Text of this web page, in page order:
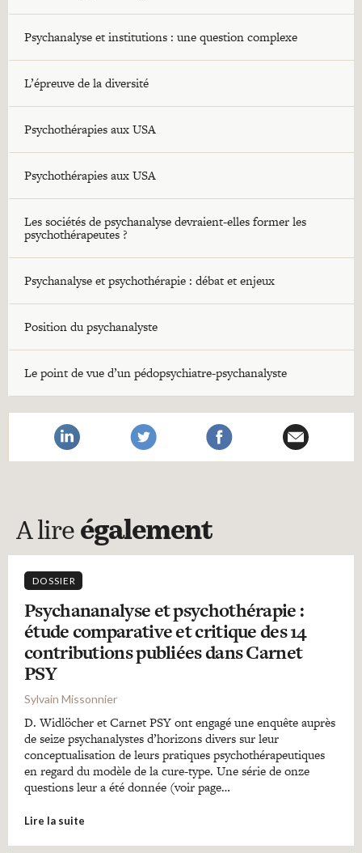
Psychanalyse et institutions : une question complexe
L’épreuve de la diversité
Psychothérapies aux USA
Psychothérapies aux USA
Les sociétés de psychanalyse devraient-elles former les
psychothérapeutes ?
Psychanalyse et psychothérapie : débat et enjeux
Position du psychanalyste
Le point de vue d’un pédopsychiatre-psychanalyste
A lire également
DOSSIER
Psychananalyse et psychothérapie :
étude comparative et critique des 14
contributions publiées dans Carnet
PSY
Sylvain Missonnier
D. Widlöcher et Carnet PSY ont engagé une enquête auprès
de seize psychanalystes d’horizons divers sur leur
conceptualisation de leurs pratiques psychothérapeutiques
en regard du modèle de la cure-type. Une série de onze
questions leur a été donnée (voir page…
Lire la suite